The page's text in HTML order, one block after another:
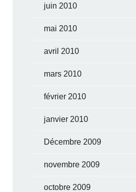
juin 2010
mai 2010
avril 2010
mars 2010
février 2010
janvier 2010
Décembre 2009
novembre 2009
octobre 2009